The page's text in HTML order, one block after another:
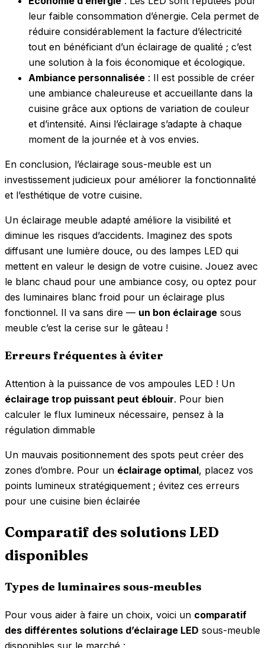
leur faible consommation d’énergie. Cela permet de
réduire considérablement la facture d’électricité
tout en bénéficiant d’un éclairage de qualité ; c’est
une solution à la fois économique et écologique.
Ambiance personnalisée : Il est possible de créer
une ambiance chaleureuse et accueillante dans la
cuisine grâce aux options de variation de couleur
et d’intensité. Ainsi l’éclairage s’adapte à chaque
moment de la journée et à vos envies.
En conclusion, l’éclairage sous-meuble est un
investissement judicieux pour améliorer la fonctionnalité
et l’esthétique de votre cuisine.
Un éclairage meuble adapté améliore la visibilité et
diminue les risques d’accidents. Imaginez des spots
diffusant une lumière douce, ou des lampes LED qui
mettent en valeur le design de votre cuisine. Jouez avec
le blanc chaud pour une ambiance cosy, ou optez pour
des luminaires blanc froid pour un éclairage plus
fonctionnel. Il va sans dire — un bon éclairage sous
meuble c’est la cerise sur le gâteau !
Erreurs fréquentes à éviter
Attention à la puissance de vos ampoules LED ! Un
éclairage trop puissant peut éblouir. Pour bien
calculer le flux lumineux nécessaire, pensez à la
régulation dimmable
Un mauvais positionnement des spots peut créer des
zones d’ombre. Pour un éclairage optimal, placez vos
points lumineux stratégiquement ; évitez ces erreurs
pour une cuisine bien éclairée
Comparatif des solutions LED
disponibles
Types de luminaires sous-meubles
Pour vous aider à faire un choix, voici un comparatif
des différentes solutions d’éclairage LED sous-meuble